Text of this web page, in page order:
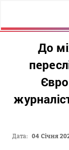
До
Дата: 04 Січня